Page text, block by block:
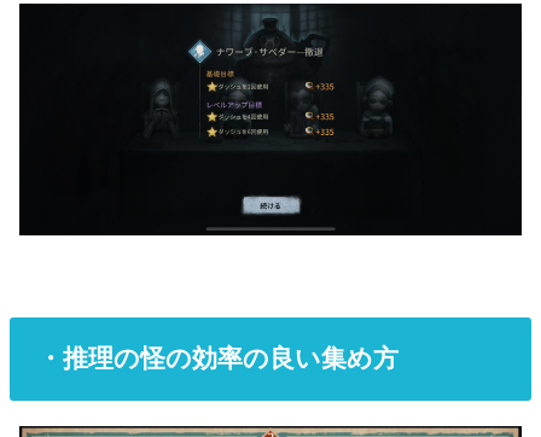
・推理の怪の効率の良い集め方